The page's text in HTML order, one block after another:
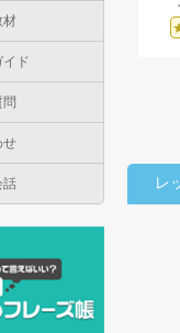
材
ド
せ
話 レ